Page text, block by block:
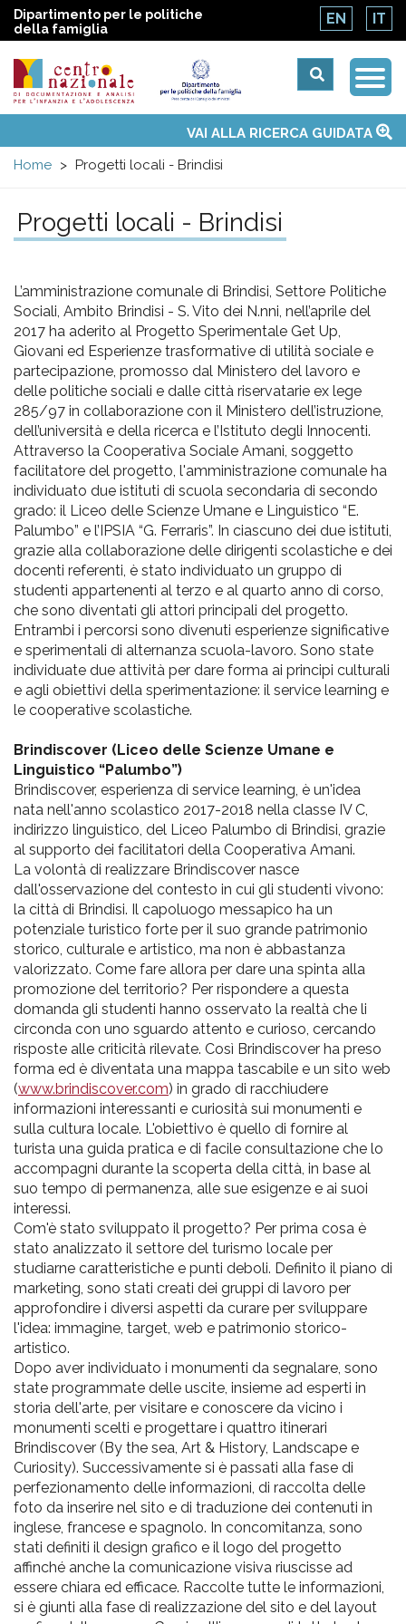
Dipartimento per le politiche
della famiglia
EN IT
Centro
nazionale
di
e
analisi
pr
l'infanzia
e
l'adolescenza
menu
Temi
Attività
Convenzione ONUVAI ALLA RICERCA GUIDATA
Home
Progetti locali - Brindisi
Progetti locali - Brindisi
L’amministrazione comunale di Brindisi, Settore Politiche
Sociali, Ambito Brindisi - S. Vito dei N.nni, nell’aprile del
2017 ha aderito al Progetto Sperimentale Get Up,
Giovani ed Esperienze trasformative di utilità sociale e
partecipazione, promosso dal Ministero del lavoro e
delle politiche sociali e dalle città riservatarie ex lege
285/97 in collaborazione con il Ministero dell’istruzione,
dell’università e della ricerca e l’Istituto degli Innocenti.
Attraverso la Cooperativa Sociale Amani, soggetto
facilitatore del progetto, l'amministrazione comunale ha
individuato due istituti di scuola secondaria di secondo
grado: il Liceo delle Scienze Umane e Linguistico “E.
Palumbo” e l’IPSIA “G. Ferraris”. In ciascuno dei due istituti,
grazie alla collaborazione delle dirigenti scolastiche e dei
docenti referenti, è stato individuato un gruppo di
studenti appartenenti al terzo e al quarto anno di corso,
che sono diventati gli attori principali del progetto.
Entrambi i percorsi sono divenuti esperienze significative
e sperimentali di alternanza scuola-lavoro. Sono state
individuate due attività per dare forma ai principi culturali
e agli obiettivi della sperimentazione: il service learning e
le cooperative scolastiche.
Brindiscover (Liceo delle Scienze Umane e
Linguistico “Palumbo”)
Brindiscover, esperienza di service learning, è un'idea
nata nell'anno scolastico 2017-2018 nella classe IV C,
indirizzo linguistico, del Liceo Palumbo di Brindisi, grazie
al supporto dei facilitatori della Cooperativa Amani.
La volontà di realizzare Brindiscover nasce
dall'osservazione del contesto in cui gli studenti vivono:
la città di Brindisi. Il capoluogo messapico ha un
potenziale turistico forte per il suo grande patrimonio
storico, culturale e artistico, ma non è abbastanza
valorizzato. Come fare allora per dare una spinta alla
promozione del territorio? Per rispondere a questa
domanda gli studenti hanno osservato la realtà che li
circonda con uno sguardo attento e curioso, cercando
risposte alle criticità rilevate. Così Brindiscover ha preso
forma ed è diventata una mappa tascabile e un sito web
(www.brindiscover.com) in grado di racchiudere
informazioni interessanti e curiosità sui monumenti e
sulla cultura locale. L'obiettivo è quello di fornire al
turista una guida pratica e di facile consultazione che lo
accompagni durante la scoperta della città, in base al
suo tempo di permanenza, alle sue esigenze e ai suoi
interessi.
Com'è stato sviluppato il progetto? Per prima cosa è
stato analizzato il settore del turismo locale per
studiarne caratteristiche e punti deboli. Definito il piano di
marketing, sono stati creati dei gruppi di lavoro per
approfondire i diversi aspetti da curare per sviluppare
l'idea: immagine, target, web e patrimonio storico-
artistico.
Dopo aver individuato i monumenti da segnalare, sono
state programmate delle uscite, insieme ad esperti in
storia dell'arte, per visitare e conoscere da vicino i
monumenti scelti e progettare i quattro itinerari
Brindiscover (By the sea, Art & History, Landscape e
Curiosity). Successivamente si è passati alla fase di
perfezionamento delle informazioni, di raccolta delle
foto da inserire nel sito e di traduzione dei contenuti in
inglese, francese e spagnolo. In concomitanza, sono
stati definiti il design grafico e il logo del progetto
affinché anche la comunicazione visiva riuscisse ad
essere chiara ed efficace. Raccolte tutte le informazioni,
si è giunti alla fase di realizzazione del sito e del layout